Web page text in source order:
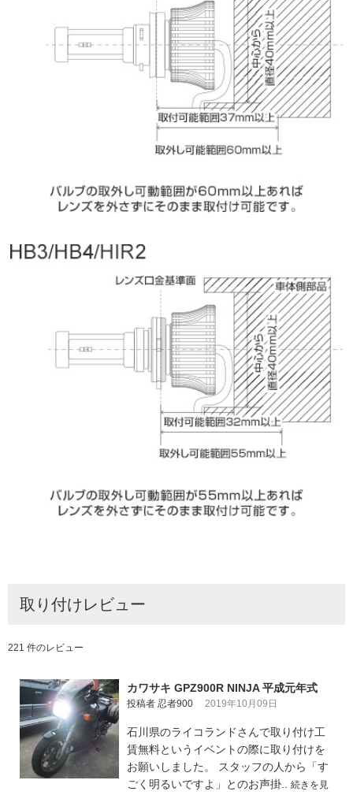
取り付けレビュー
221 件のレビュー
カワサキ GPZ900R NINJA 平成元年式
投稿者 忍者900 2019年10月09日
石川県のライコランドさんで取り付け工
賃無料というイベントの際に取り付けを
お願いしました。 スタッフの人から「す
ごく明るいですよ」とのお声掛.. 続きを見